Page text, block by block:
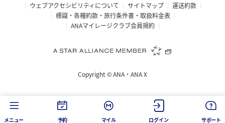
オーストラリア ドイツ ANAショッピング A-style
ANAのふるさと納税 クロダイ ベトナム
イギリス 京都府 東アジア
メキシコ 韓国 徳島県
ウェブアクセシビリティについて
サイトマップ
運送約款
標識・各種約款・旅行条件書・取扱料金表
ANAマイレージクラブ会員規約
Copyright ©ANA・ANA X
メニュー 予約 マイル ログイン サポート